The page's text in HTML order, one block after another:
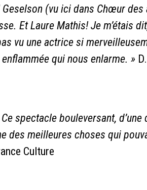
Geselson (vu ici dans Chœur
Et Laure Mathis! Je m’étais
vu une actrice si
qui nous enlarme. »
Ce spectacle bouleversant,
des meilleures choses qui
Culture